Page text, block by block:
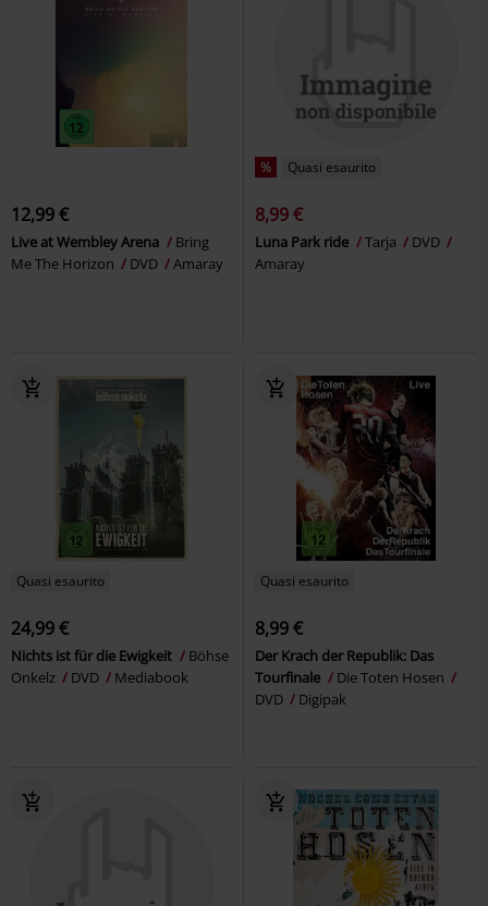
12,99 €
Live at Wembley Arena
Bring
Me The Horizon
DVD Amaray
% Quasi esaurito
8,99 €
Luna Park ride Tarja
DVD
Amaray
Quasi esaurito
24,99 €
Nichts ist für die Ewigkeit
Böhse
Onkelz
DVD Mediabook
Quasi esaurito
8,99 €
Der Krach der Republik: Das
Tourfinale
Die Toten Hosen
DVD
Digipak